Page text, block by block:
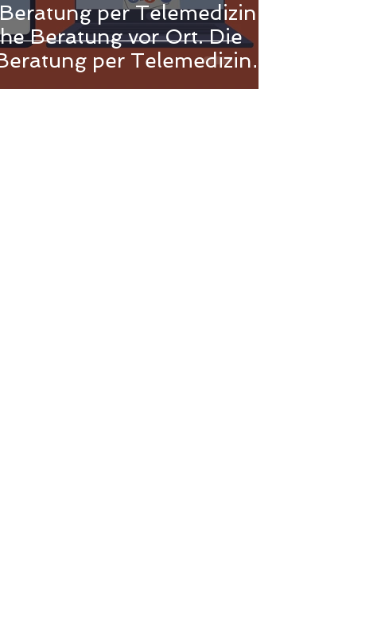
per Telemedizin
Beratung vor Ort. Die
per Telemedizin
einen besseren Zugang